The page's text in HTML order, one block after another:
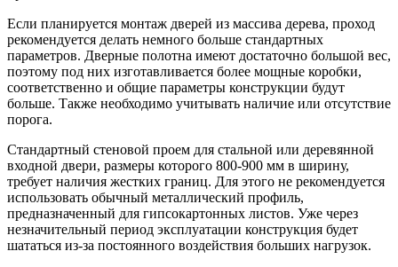
Если планируется монтаж дверей из массива дерева, проход
рекомендуется делать немного больше стандартных
параметров. Дверные полотна имеют достаточно большой вес,
поэтому под них изготавливается более мощные коробки,
соответственно и общие параметры конструкции будут
больше. Также необходимо учитывать наличие или отсутствие
порога.
Стандартный стеновой проем для стальной или деревянной
входной двери, размеры которого 800-900 мм в ширину,
требует наличия жестких границ. Для этого не рекомендуется
использовать обычный металлический профиль,
предназначенный для гипсокартонных листов. Уже через
незначительный период эксплуатации конструкция будет
шататься из-за постоянного воздействия больших нагрузок.